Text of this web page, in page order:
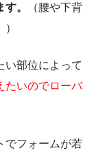
。
（腰や下背
い部位によって
たいのでローバ
でフォームが若